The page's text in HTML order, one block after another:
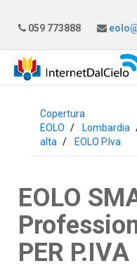
059 773888
Copertura
EOLO
Lombardia
alta
EOLO P.Iva
EOLO
PER P.IVA